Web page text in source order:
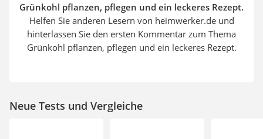
Grünkohl pflanzen, pflegen und ein leckeres Rezept.
Helfen Sie anderen Lesern von heimwerker.de und
hinterlassen Sie den ersten Kommentar zum Thema
Grünkohl pflanzen, pflegen und ein leckeres Rezept.
Neue Tests und Vergleiche